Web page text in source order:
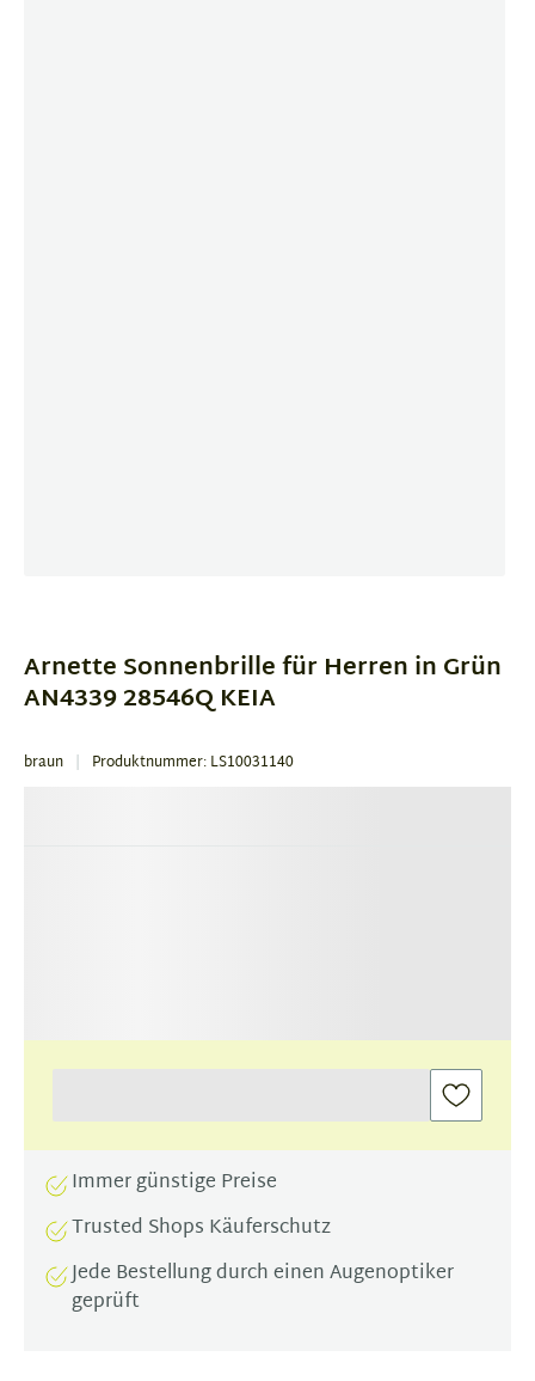
4
Arnette Sonnenbrille für Herren in Grün
AN4339 28546Q KEIA
braun Produktnummer: LS10031140
Immer günstige Preise
Trusted Shops Käuferschutz
Jede Bestellung durch einen Augenoptiker
geprüft